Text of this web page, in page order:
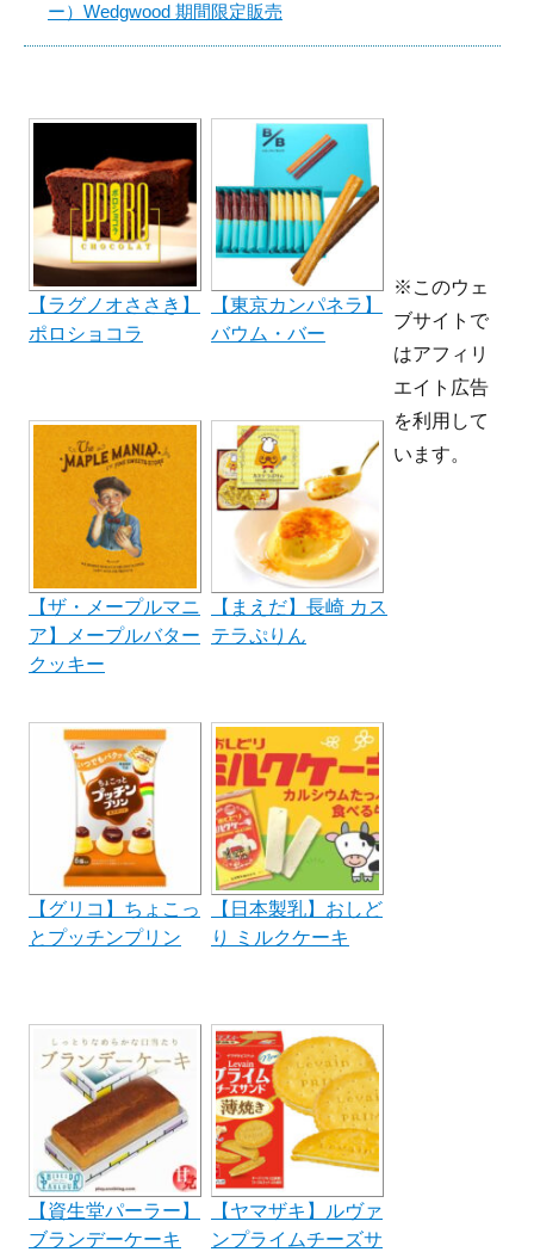
ー）Wedgwood 期間限定販売
【ラグノオささき】
ポロショコラ
【東京カンパネラ】
バウム・バー
【ザ・メープルマニ
ア】メープルバター
クッキー
【まえだ】長崎 カス
テラぷりん
【グリコ】ちょこっ
とプッチンプリン
【日本製乳】おしど
り ミルクケーキ
【資生堂パーラー】
ブランデーケーキ
【ヤマザキ】ルヴァ
ンプライムチーズサ
※このウェ
ブサイトで
はアフィリ
エイト広告
を利用して
います。